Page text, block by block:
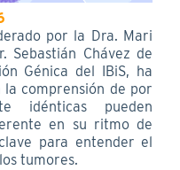
por la Dra. Mari
Sebastián Chávez de
Génica del IBiS, ha
comprensión de por
idénticas pueden
en su ritmo de
para entender el
tumores.